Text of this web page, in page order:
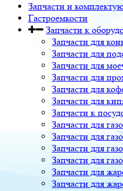
Запчасти и
Гастроемкости
Запчасти к
Запчасти для
Запчасти для
Запчасти для
Запчасти для
Запчасти для
Запчасти для
Запчасти к
Запчасти для
Запчасти для
Запчасти для
Запчасти для
Запчасти для
Запчасти для